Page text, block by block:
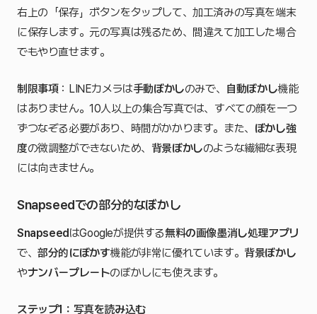
右上の「保存」ボタンをタップして、加工済みの写真を端末
に保存します。元の写真は残るため、間違えて加工した場合
でもやり直せます。
制限事項：LINEカメラは手動ぼかしのみで、 自動ぼかし機能
はありません。10人以上の集合写真では、すべての顔を一つ
ずつなぞる必要があり、時間がかかります。また、 ぼかし強
度の微調整ができないため、 背景ぼかしのような繊細な表現
には向きません。
Snapseedでの部分的なぼかし
SnapseedはGoogleが提供する無料の画像墨消し処理アプリ
で、部分的にぼかす機能が非常に優れています。 背景ぼかし
やナンバープレートのぼかしにも使えます。
ステップ1：写真を読み込む